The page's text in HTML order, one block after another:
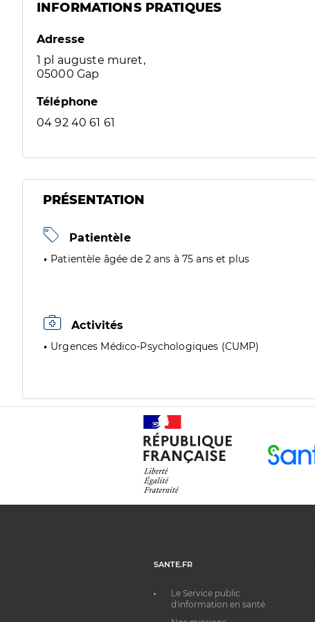
INFORMATIONS PRATIQUES
Adresse
1 pl auguste muret,
05000 Gap
Téléphone
04 92 40 61 61
PRÉSENTATION
Patientèle
Patientèle âgée de 2 ans à 75 ans et plus
Activités
Urgences Médico-Psychologiques (CUMP)
SANTE.FR
Le Service public
d'information en santé